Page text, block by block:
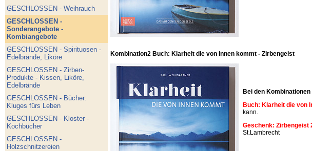
GESCHLOSSEN - Weihrauch
GESCHLOSSEN -
Sonderangebote -
Kombiangebote
GESCHLOSSEN - Spirituosen -
Edelbrände, Liköre
GESCHLOSSEN - Zirben-
Produkte - Kissen, Liköre,
Edelbrände
GESCHLOSSEN - Bücher:
Kluges fürs Leben
GESCHLOSSEN - Kloster -
Kochbücher
GESCHLOSSEN -
Holzschnitzereien
Kombination2 Buch: Klarheit die von Innen kommt - Zirbengeist
Bei den
Buch: Klarheit die von
kann.
Geschenk: Zirbengeist
St.Lambrecht